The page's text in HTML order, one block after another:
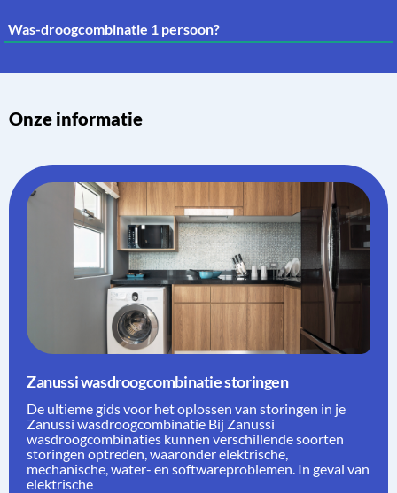
Was-droogcombinatie 1 persoon?
Onze informatie
Zanussi wasdroogcombinatie storingen
De ultieme gids voor het oplossen van storingen in je
Zanussi wasdroogcombinatie Bij Zanussi
wasdroogcombinaties kunnen verschillende soorten
storingen optreden, waaronder elektrische,
mechanische, water- en softwareproblemen. In geval van
elektrische